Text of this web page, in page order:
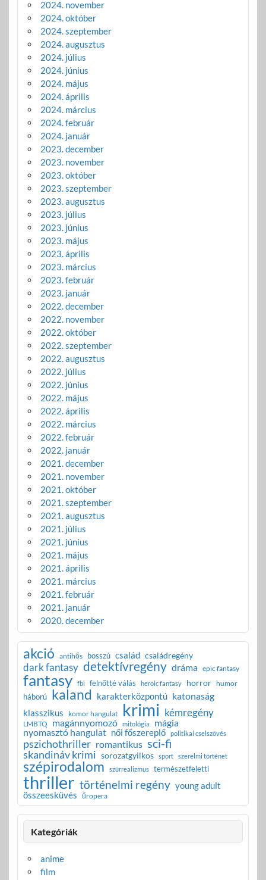
2024. november
2024. október
2024. szeptember
2024. augusztus
2024. július
2024. június
2024. május
2024. április
2024. március
2024. február
2024. január
2023. december
2023. november
2023. október
2023. szeptember
2023. augusztus
2023. július
2023. június
2023. május
2023. április
2023. március
2023. február
2023. január
2022. december
2022. november
2022. október
2022. szeptember
2022. augusztus
2022. július
2022. június
2022. május
2022. április
2022. március
2022. február
2022. január
2021. december
2021. november
2021. október
2021. szeptember
2021. augusztus
2021. július
2021. június
2021. május
2021. április
2021. március
2021. február
2021. január
2020. december
akció antihős bosszú család családregény
dark fantasy detektívregény dráma epic fantasy
fantasy fbi felnőtté válás heroic fantasy horror humor
háború kaland karakterközpontú katonaság
klasszikus komor hangulat krimi kémregény
LMBTQ magánnyomozó mitológia mágia
nyomasztó hangulat női főszereplő politikai cselszövés
pszichothriller romantikus sci-fi
skandináv krimi sorozatgyilkos sport szerelmi történet
szépirodalom szürrealizmus természetfeletti
thriller történelmi regény young adult
összeesküvés űropera
Kategóriák
anime
film